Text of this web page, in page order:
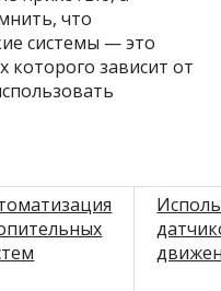
что
системы — это
которого зависит от